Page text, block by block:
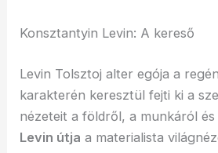
Konsztantyin Levin: A kereső
Levin Tolsztoj alter egója a
karakterén keresztül fejti ki a
nézeteit a földről, a munkáról
Levin útja a materialista